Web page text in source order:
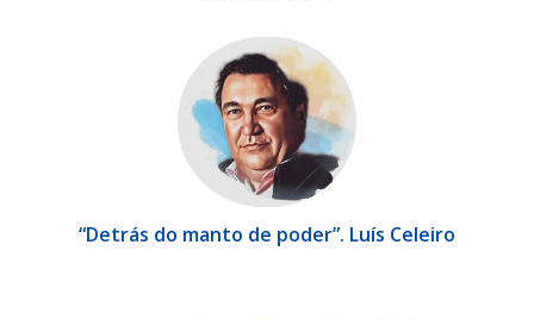
“Detrás do manto de poder”. Luís Celeiro